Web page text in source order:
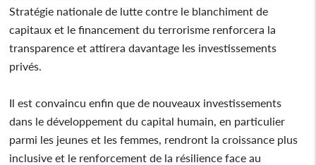
Stratégie nationale de lutte contre le blanchiment de
capitaux et le financement du terrorisme renforcera la
transparence et attirera davantage les investissements
privés.
Il est convaincu enfin que de nouveaux investissements
dans le développement du capital humain, en particulier
parmi les jeunes et les femmes, rendront la croissance plus
inclusive et le renforcement de la résilience face au